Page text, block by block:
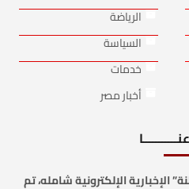
الرياضة
السياسة
خدمات
أخبار مصر
الإخبارية الإلكترونية شامله، تم